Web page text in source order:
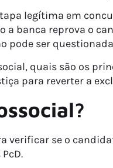
legítima em
banca reprova o
pode ser
quais são os
para reverter a
verificar se o